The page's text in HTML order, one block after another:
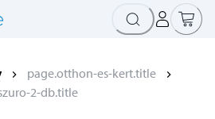
page.otthon-es-kert.title
2-db.title